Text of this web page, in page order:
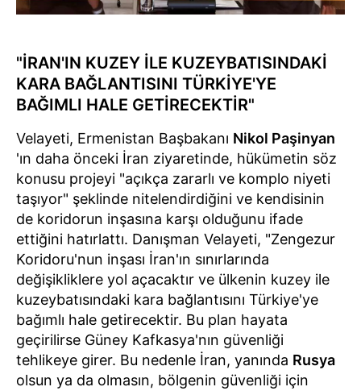
"İRAN'IN KUZEY İLE KUZEYBATISINDAKİ
KARA BAĞLANTISINI TÜRKİYE'YE
BAĞIMLI HALE GETİRECEKTİR"
Velayeti, Ermenistan Başbakanı Nikol Paşinyan
'ın daha önceki İran ziyaretinde, hükümetin söz
konusu projeyi "açıkça zararlı ve komplo niyeti
taşıyor" şeklinde nitelendirdiğini ve kendisinin
de koridorun inşasına karşı olduğunu ifade
ettiğini hatırlattı. Danışman Velayeti, "Zengezur
Koridoru'nun inşası İran'ın sınırlarında
değişikliklere yol açacaktır ve ülkenin kuzey ile
kuzeybatısındaki kara bağlantısını Türkiye'ye
bağımlı hale getirecektir. Bu plan hayata
geçirilirse Güney Kafkasya'nın güvenliği
tehlikeye girer. Bu nedenle İran, yanında Rusya
olsun ya da olmasın, bölgenin güvenliği için